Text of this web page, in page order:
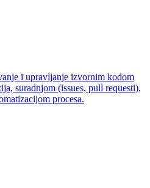
i upravljanje izvornim kodom
suradnjom (issues, pull requesti),
procesa.